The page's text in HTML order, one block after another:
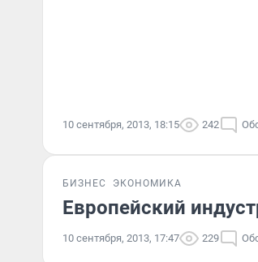
10 сентября, 2013, 18:15 242
БИЗНЕС ЭКОНОМИКА
Европейский
10 сентября, 2013, 17:47 229